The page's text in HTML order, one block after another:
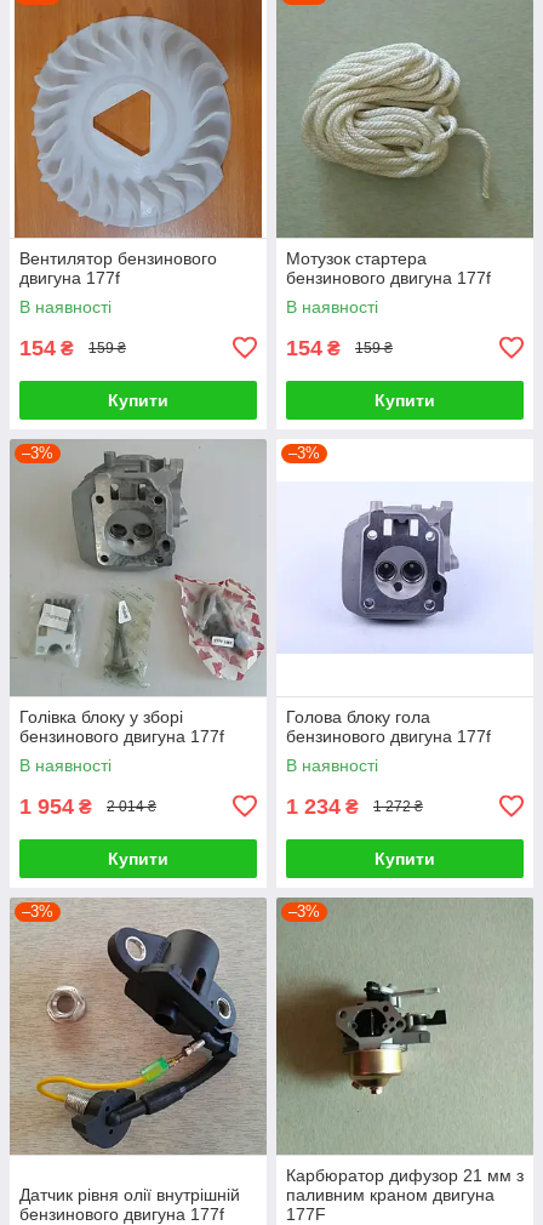
Вентилятор бензинового
двигуна 177f
В наявності
154 ₴ 159 ₴
Купити
Мотузок стартера
бензинового двигуна 177f
В наявності
154 ₴ 159 ₴
Купити
–3%
Голівка блоку у зборі
бензинового двигуна 177f
В наявності
1 954 ₴ 2 014 ₴
Купити
–3%
Голова блоку гола
бензинового двигуна 177f
В наявності
1 234 ₴ 1 272 ₴
Купити
–3%
Датчик рівня олії внутрішній
бензинового двигуна 177f
–3%
Карбюратор дифузор 21 мм з
паливним краном двигуна
177F